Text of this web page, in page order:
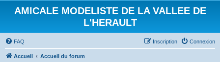
AMICALE MODELISTE DE LA VALLEE DE
L'HERAULT
FAQ Connexion
Inscription
Accueil Accueil du forum